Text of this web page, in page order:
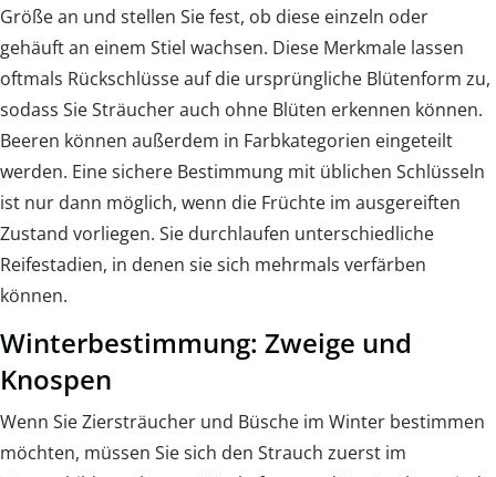
Größe an und stellen Sie fest, ob diese einzeln oder
gehäuft an einem Stiel wachsen. Diese Merkmale lassen
oftmals Rückschlüsse auf die ursprüngliche Blütenform zu,
sodass Sie Sträucher auch ohne Blüten erkennen können.
Beeren können außerdem in Farbkategorien eingeteilt
werden. Eine sichere Bestimmung mit üblichen Schlüsseln
ist nur dann möglich, wenn die Früchte im ausgereiften
Zustand vorliegen. Sie durchlaufen unterschiedliche
Reifestadien, in denen sie sich mehrmals verfärben
können.
Winterbestimmung: Zweige und
Knospen
Wenn Sie Ziersträucher und Büsche im Winter bestimmen
möchten, müssen Sie sich den Strauch zuerst im